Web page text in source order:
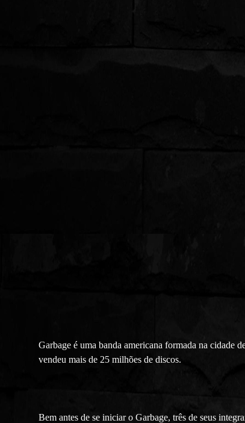
Garbage é uma banda americana formada na cidade
vendeu mais de 25 milhões de discos.
Bem antes de se iniciar o Garbage, três de seus